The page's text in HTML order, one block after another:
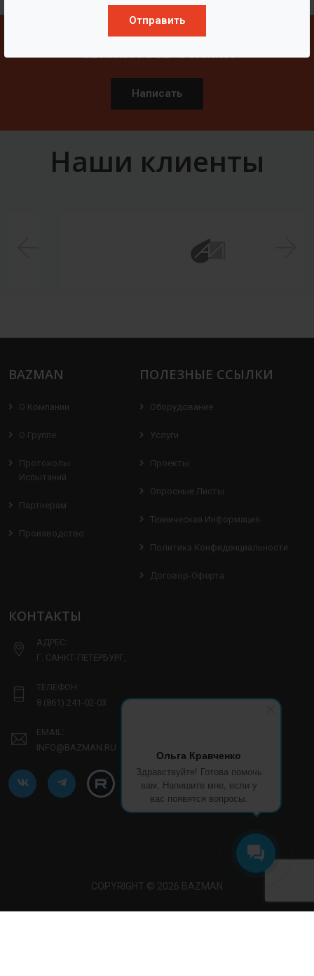
Отправить
Ольга Кравченко
Здравствуйте! Готова помочь
вам. Напишите мне, если у
вас появятся вопросы.
Написать
Наши клиенты
BAZMAN
О Компании
О Группе
Протоколы
Испытаний
Партнерам
Производство
ПОЛЕЗНЫЕ ССЫЛКИ
Оборудование
Услуги
Проекты
Опросные Листы
Техническая Информация
Политика Конфиденциальности
Договор-Оферта
КОНТАКТЫ
АДРЕС:
Г. САНКТ-ПЕТЕРБУРГ,
ТЕЛЕФОН:
8 (861) 241-02-03
EMAIL:
INFO@BAZMAN.RU
COPYRIGHT © 2026 BAZMAN